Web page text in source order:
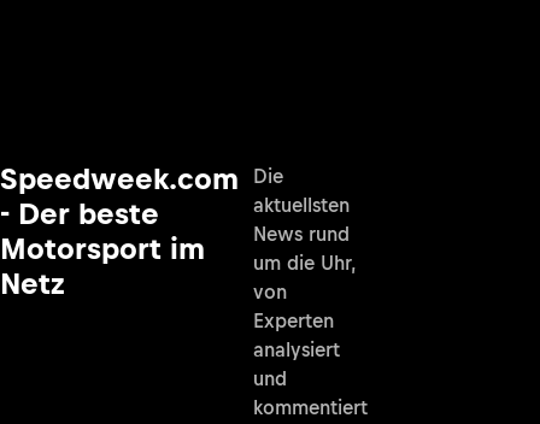
Speedweek.com
- Der beste
Motorsport im
Netz
Die
aktuellsten
News rund
um die Uhr,
von
Experten
analysiert
und
kommentiert